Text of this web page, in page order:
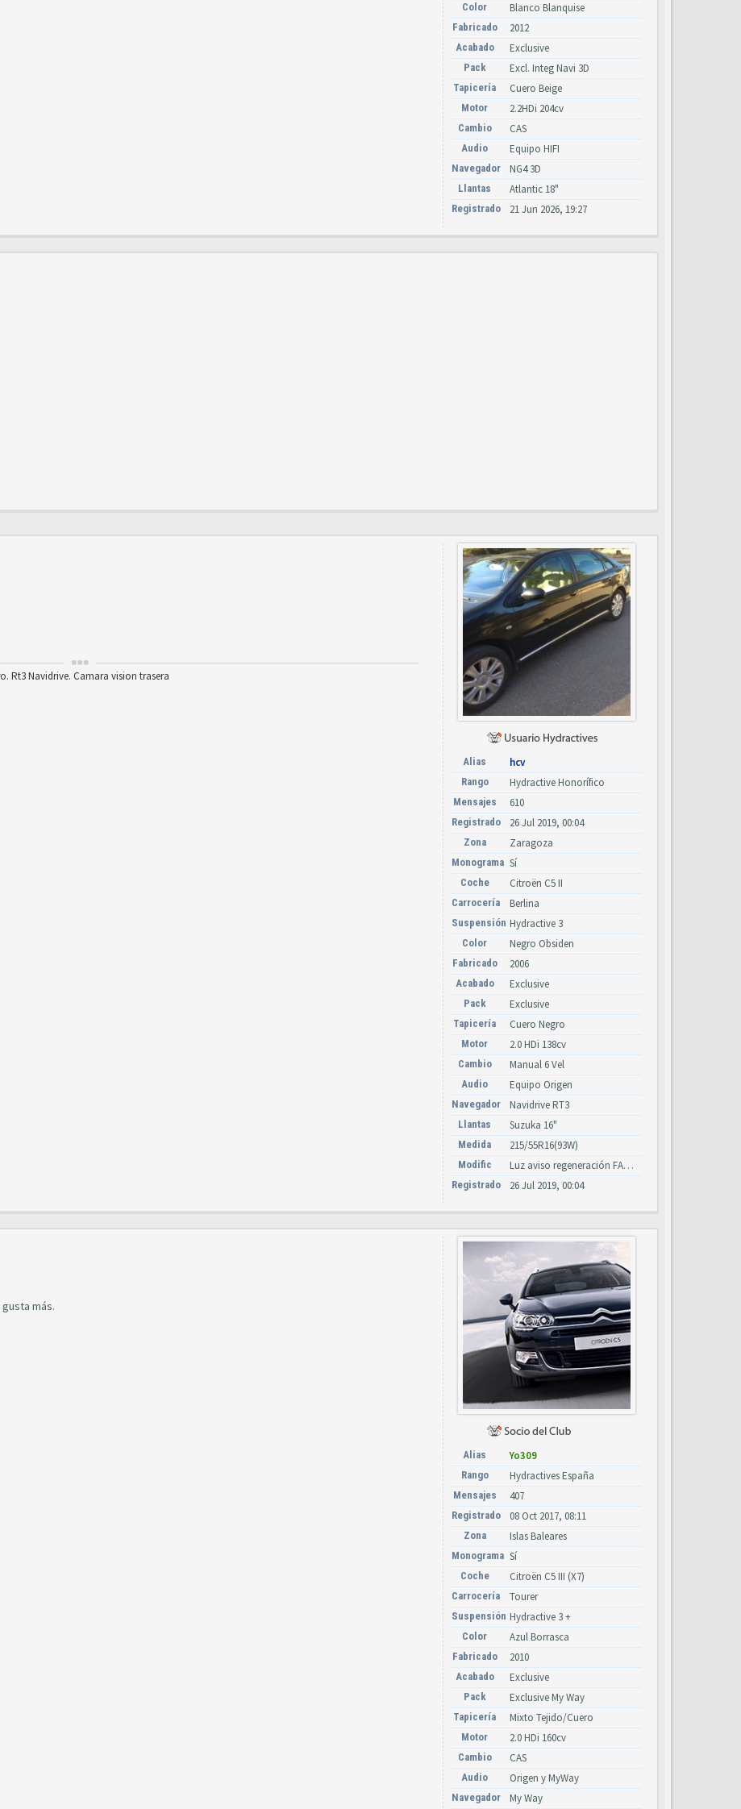
Color Blanco Blanquise
Fabricado 2012
Acabado Exclusive
Pack Excl. Integ Navi 3D
Tapicería Cuero Beige
Motor 2.2HDi 204cv
Cambio CAS
Audio Equipo HIFI
Navegador NG4 3D
Llantas Atlantic 18"
Registrado 21 Jun 2026, 19:27
Rt3 Navidrive. Camara vision trasera
Alias hcv
Rango Hydractive Honorífico
Mensajes 610
Registrado 26 Jul 2019, 00:04
Zona Zaragoza
Monograma Sí
Coche Citroën C5 II
Carrocería Berlina
Suspensión Hydractive 3
Color Negro Obsiden
Fabricado 2006
Acabado Exclusive
Pack Exclusive
Tapicería Cuero Negro
Motor 2.0 HDi 138cv
Cambio Manual 6 Vel
Audio Equipo Origen
Navegador Navidrive RT3
Llantas Suzuka 16"
Medida 215/55R16(93W)
Modific Luz aviso regeneración FAB, asiento cuero Negro, cámar estacionamiento
Registrado 26 Jul 2019, 00:04
más.
Alias Yo309
Rango Hydractives España
Mensajes 407
Registrado 08 Oct 2017, 08:11
Zona Islas Baleares
Monograma Sí
Coche Citroën C5 III (X7)
Carrocería Tourer
Suspensión Hydractive 3 +
Color Azul Borrasca
Fabricado 2010
Acabado Exclusive
Pack Exclusive My Way
Tapicería Mixto Tejido/Cuero
Motor 2.0 HDi 160cv
Cambio CAS
Audio Origen y MyWay
Navegador My Way